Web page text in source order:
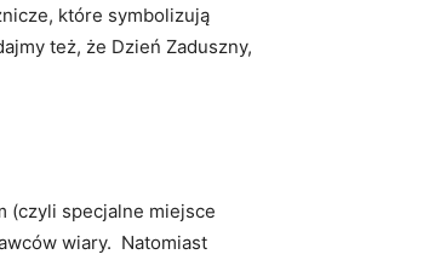
które symbolizują
też, że Dzień Zaduszny,
(czyli specjalne miejsce
wiary. Natomiast